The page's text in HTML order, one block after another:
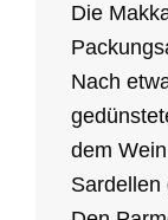
Die
Nach
dem
Sardellen